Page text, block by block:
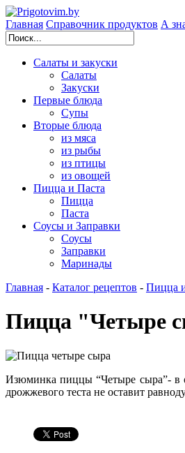
Главная Справочник продуктов А
Салаты и закуски
Cалаты
Закуски
Первые блюда
Супы
Вторые блюда
из мяса
из рыбы
из птицы
из овощей
Пицца и Паста
Пицца
Паста
Соусы и Заправки
Соусы
Заправки
Маринады
Главная - Каталог рецептов - Пицца
Пицца "Четыре
Изюминка пиццы “Четыре сыра”- в
дрожжевого теста не оставит